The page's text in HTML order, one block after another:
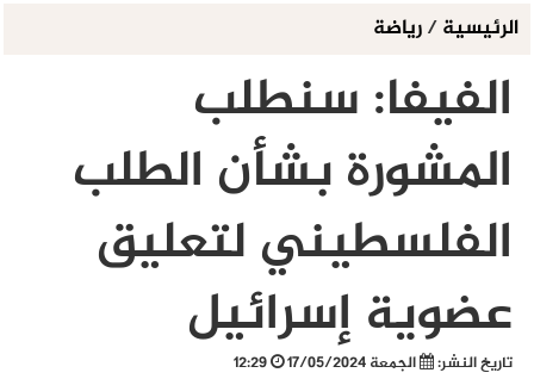
الرئيسية/رياضة
الفيفا: سنطلب
المشورة بشأن الطلب
الفلسطيني لتعليق
عضوية إسرائيل
تاريخ النشر: الجمعة 17/05/2024